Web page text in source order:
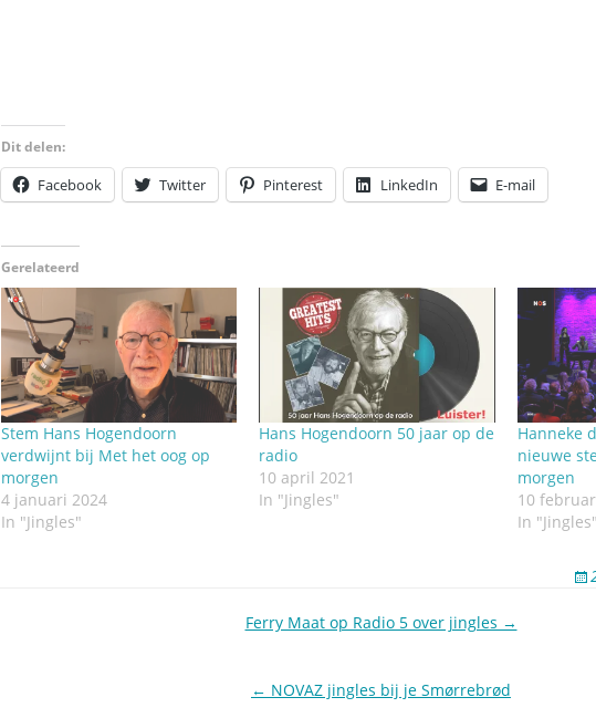
Dit delen:
Facebook Twitter Pinterest LinkedIn E-mail
Gerelateerd
Stem Hans Hogendoorn
verdwijnt bij Met het oog op
morgen
4 januari 2024
In "Jingles"
Hans Hogendoorn 50 jaar op de
radio
10 april 2021
In "Jingles"
Hanneke
nieuwe
morgen
10
In "Jingles"
Ferry Maat op Radio 5 over jingles →
← NOVAZ jingles bij je Smørrebrød